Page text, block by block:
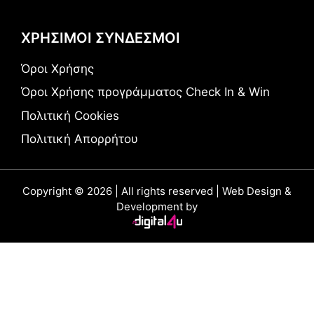
ΧΡΗΣΙΜΟΙ ΣΥΝΔΕΣΜΟΙ
Όροι Χρήσης
Όροι Χρήσης προγράμματος Check In & Win
Πολιτική Cookies
Πολιτική Απορρήτου
Copyright © 2026 | All rights reserved | Web Design &
Development by